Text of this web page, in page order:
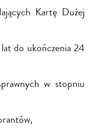
Kartę Dużej
do ukończenia 24
w stopniu